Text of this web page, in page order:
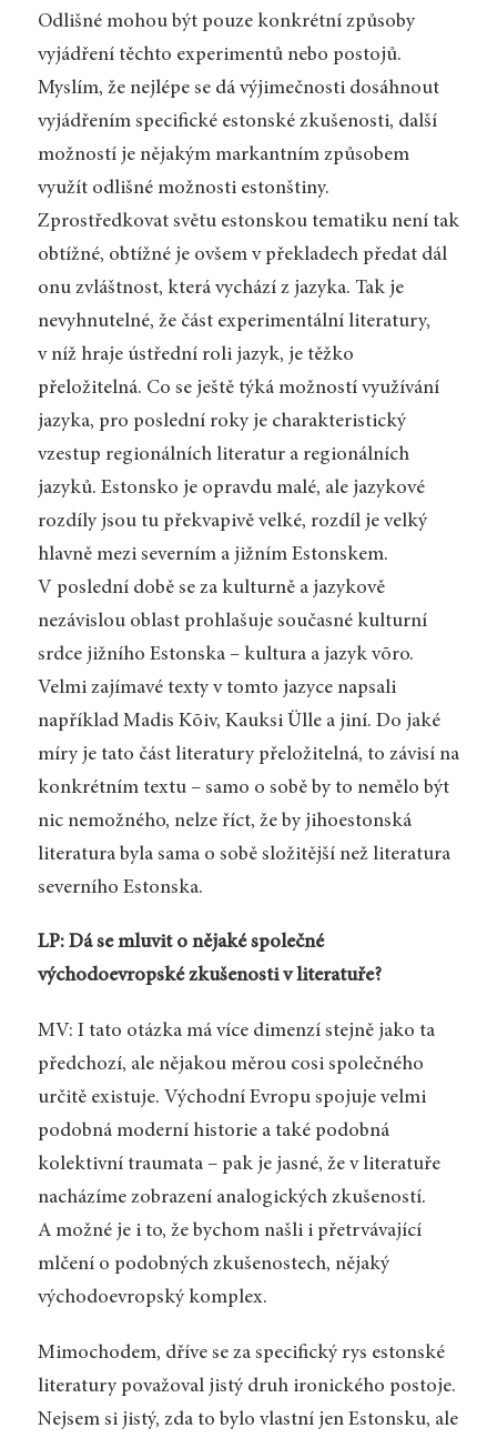
Odlišné mohou být pouze konkrétní způsoby
vyjádření těchto experimentů nebo postojů.
Myslím, že nejlépe se dá výjimečnosti dosáhnout
vyjádřením specifické estonské zkušenosti, další
možností je nějakým markantním způsobem
využít odlišné možnosti estonštiny.
Zprostředkovat světu estonskou tematiku není tak
obtížné, obtížné je ovšem v překladech předat dál
onu zvláštnost, která vychází z jazyka. Tak je
nevyhnutelné, že část experimentální literatury,
v níž hraje ústřední roli jazyk, je těžko
přeložitelná. Co se ještě týká možností využívání
jazyka, pro poslední roky je charakteristický
vzestup regionálních literatur a regionálních
jazyků. Estonsko je opravdu malé, ale jazykové
rozdíly jsou tu překvapivě velké, rozdíl je velký
hlavně mezi severním a jižním Estonskem.
V poslední době se za kulturně a jazykově
nezávislou oblast prohlašuje současné kulturní
srdce jižního Estonska – kultura a jazyk võro.
Velmi zajímavé texty v tomto jazyce napsali
například Madis Kõiv, Kauksi Ülle a jiní. Do jaké
míry je tato část literatury přeložitelná, to závisí na
konkrétním textu – samo o sobě by to nemělo být
nic nemožného, nelze říct, že by jihoestonská
literatura byla sama o sobě složitější než literatura
severního Estonska.
LP: Dá se mluvit o nějaké společné
východoevropské zkušenosti v literatuře?
MV: I tato otázka má více dimenzí stejně jako ta
předchozí, ale nějakou měrou cosi společného
určitě existuje. Východní Evropu spojuje velmi
podobná moderní historie a také podobná
kolektivní traumata – pak je jasné, že v literatuře
nacházíme zobrazení analogických zkušeností.
A možné je i to, že bychom našli i přetrvávající
mlčení o podobných zkušenostech, nějaký
východoevropský komplex.
Mimochodem, dříve se za specifický rys estonské
literatury považoval jistý druh ironického postoje.
Nejsem si jistý, zda to bylo vlastní jen Estonsku, ale